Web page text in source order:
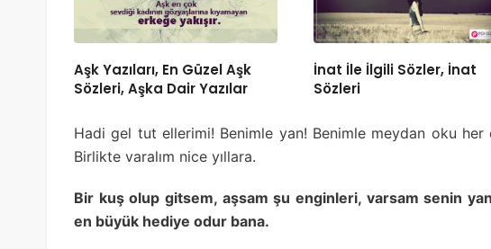
Aşk Yazıları, En Güzel Aşk
Sözleri, Aşka Dair Yazılar
İnat İle İlgili Sözler, İnat
Sözleri
Hadi gel tut ellerimi! Benimle yan! Benimle meydan oku
Birlikte varalım nice yıllara.
Bir kuş olup gitsem, aşsam şu enginleri, varsam senin
en büyük hediye odur bana.